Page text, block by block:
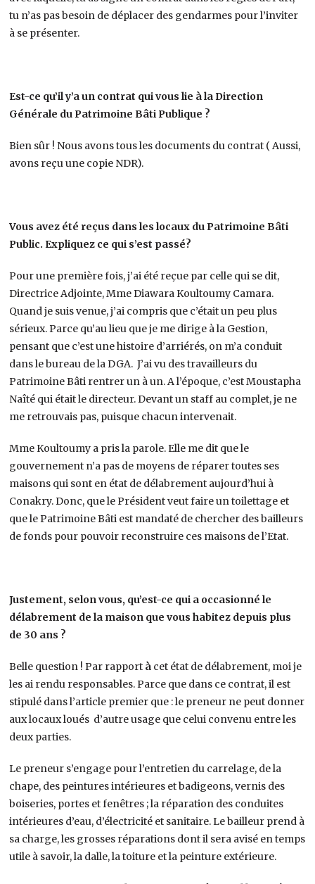
tu n’as pas besoin de déplacer des gendarmes pour l’inviter
à se présenter.
Est-ce qu’il y’a un contrat qui vous lie à la Direction
Générale du Patrimoine Bâti Publique ?
Bien sûr ! Nous avons tous les documents du contrat ( Aussi,
avons reçu une copie NDR).
Vous avez été reçus dans les locaux du Patrimoine Bâti
Public. Expliquez ce qui s’est passé?
Pour une première fois, j’ai été reçue par celle qui se dit,
Directrice Adjointe, Mme Diawara Koultoumy Camara.
Quand je suis venue, j’ai compris que c’était un peu plus
sérieux. Parce qu’au lieu que je me dirige à la Gestion,
pensant que c’est une histoire d’arriérés, on m’a conduit
dans le bureau de la DGA. J’ai vu des travailleurs du
Patrimoine Bâti rentrer un à un. A l’époque, c’est Moustapha
Naîté qui était le directeur. Devant un staff au complet, je ne
me retrouvais pas, puisque chacun intervenait.
Mme Koultoumy a pris la parole. Elle me dit que le
gouvernement n’a pas de moyens de réparer toutes ses
maisons qui sont en état de délabrement aujourd’hui à
Conakry. Donc, que le Président veut faire un toilettage et
que le Patrimoine Bâti est mandaté de chercher des bailleurs
de fonds pour pouvoir reconstruire ces maisons de l’Etat.
Justement, selon vous, qu’est-ce qui a occasionné le
délabrement de la maison que vous habitez depuis plus
de 30 ans ?
Belle question ! Par rapport à cet état de délabrement, moi je
les ai rendu responsables. Parce que dans ce contrat, il est
stipulé dans l’article premier que : le preneur ne peut donner
aux locaux loués d’autre usage que celui convenu entre les
deux parties.
Le preneur s’engage pour l’entretien du carrelage, de la
chape, des peintures intérieures et badigeons, vernis des
boiseries, portes et fenêtres ; la réparation des conduites
intérieures d’eau, d’électricité et sanitaire. Le bailleur prend à
sa charge, les grosses réparations dont il sera avisé en temps
utile à savoir, la dalle, la toiture et la peinture extérieure.